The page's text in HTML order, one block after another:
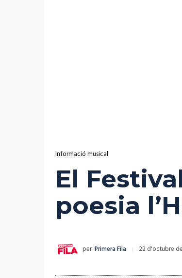
Informació musical
El
poesia
per Primera Fila 22 d'octubre